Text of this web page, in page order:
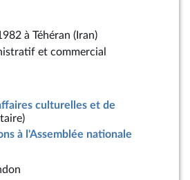
à Téhéran (Iran)
et commercial
culturelles et de
à l'Assemblée nationale